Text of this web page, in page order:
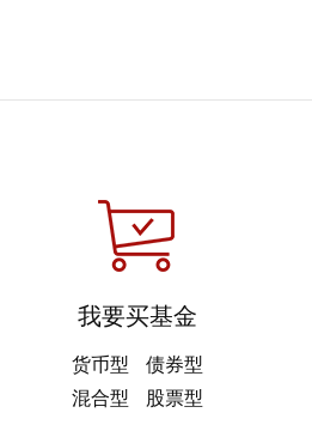
我要买基金
货币型
债券型
混合型
股票型